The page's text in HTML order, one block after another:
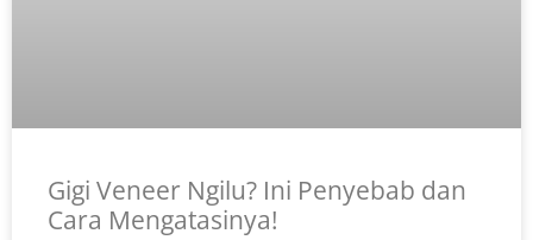
Gigi Veneer Ngilu? Ini Penyebab dan
Cara Mengatasinya!